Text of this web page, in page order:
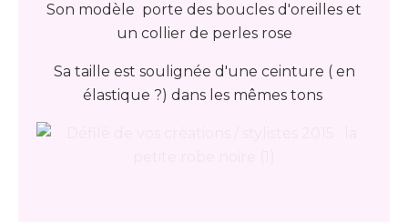
Son modèle porte des boucles d'oreilles et
un collier de perles rose
Sa taille est soulignée d'une ceinture ( en
élastique ?) dans les mêmes tons